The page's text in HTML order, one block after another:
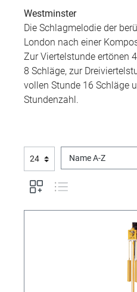
Westminster
Die Schlagmelodie der
London nach einer
Zur Viertelstunde ertönen
8 Schläge, zur
vollen Stunde 16 Schläge
Stundenzahl.